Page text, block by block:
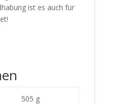
ist es auch für
505 g